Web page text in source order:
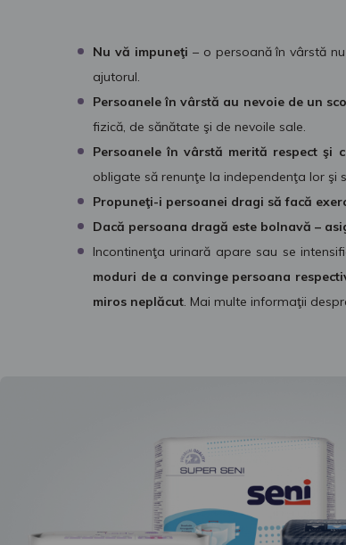
Nu vă impuneţi – o persoană în vârstă
ajutorul.
Persoanele în vârstă au nevoie de un
fizică, de sănătate şi de nevoile sale.
Persoanele în vârstă merită respect şi
obligate să renunţe la independenţa lor şi
Propuneţi-i persoanei dragi să facă
Dacă persoana dragă este bolnavă –
Incontinenţa urinară apare sau se
moduri de a convinge persoana
miros neplăcut. Mai multe informaţii